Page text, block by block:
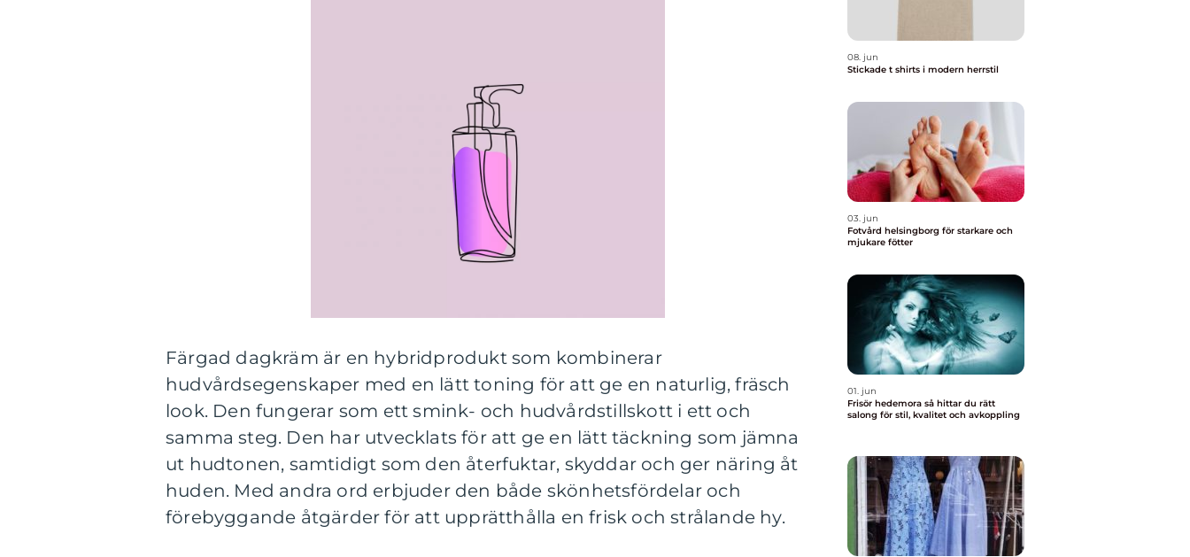
Färgad dagkräm är en hybridprodukt som kombinerar
hudvårdsegenskaper med en lätt toning för att ge en naturlig, fräsch
look. Den fungerar som ett smink- och hudvårdstillskott i ett och
samma steg. Den har utvecklats för att ge en lätt täckning som jämna
ut hudtonen, samtidigt som den återfuktar, skyddar och ger näring åt
huden. Med andra ord erbjuder den både skönhetsfördelar och
förebyggande åtgärder för att upprätthålla en frisk och strålande hy.
08. jun
Stickade t shirts i modern herrstil
03. jun
Fotvård helsingborg för starkare och
mjukare fötter
01. jun
Frisör hedemora så hittar du rätt
salong för stil, kvalitet och avkoppling